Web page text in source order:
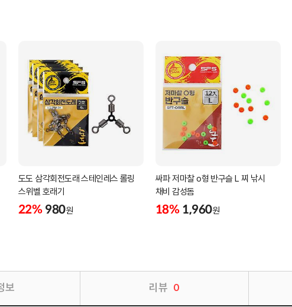
도도 삼각회전도래 스테인레스 롤링
스위벨 호래기
22% 980원
싸파 저마찰 o형 반구슬 L 찌 낚시
채비 감성돔
18% 1,960원
보 리뷰 0